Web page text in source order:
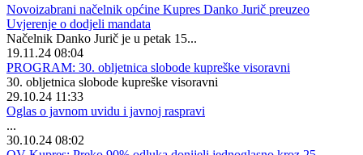
Novoizabrani načelnik općine Kupres Danko Jurič preuzeo
Uvjerenje o dodjeli mandata
Načelnik Danko Jurič je u petak 15...
19.11.24 08:04
PROGRAM: 30. obljetnica slobode kupreške visoravni
30. obljetnica slobode kupreške visoravni
29.10.24 11:33
Oglas o javnom uvidu i javnoj raspravi
...
30.10.24 08:02